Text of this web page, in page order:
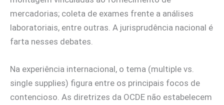
mercadorias; coleta de exames frente a análises
laboratoriais, entre outras. A jurisprudência nacional é
farta nesses debates.
Na experiência internacional, o tema (multiple vs.
single supplies) figura entre os principais focos de
contencioso. As diretrizes da OCDE não estabelecem